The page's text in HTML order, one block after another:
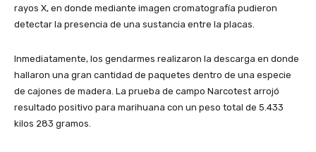
rayos X, en donde mediante imagen cromatografía pudieron
detectar la presencia de una sustancia entre la placas.
Inmediatamente, los gendarmes realizaron la descarga en donde
hallaron una gran cantidad de paquetes dentro de una especie
de cajones de madera. La prueba de campo Narcotest arrojó
resultado positivo para marihuana con un peso total de 5.433
kilos 283 gramos.